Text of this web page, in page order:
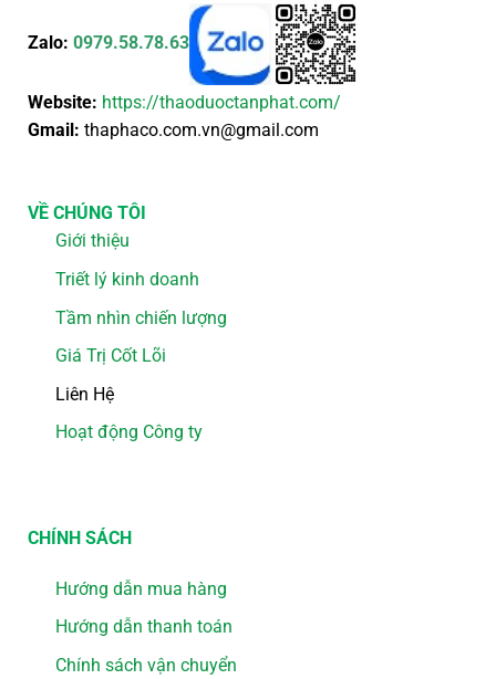
Zalo: 0979.58.78.63
Website: https://thaoduoctanphat.com/
Gmail: thaphaco.com.vn@gmail.com
VỀ CHÚNG TÔI
Giới thiệu
Triết lý kinh doanh
Tầm nhìn chiến lượng
Giá Trị Cốt Lõi
Liên Hệ
Hoạt động Công ty
CHÍNH SÁCH
Hướng dẫn mua hàng
Hướng dẫn thanh toán
Chính sách vận chuyển